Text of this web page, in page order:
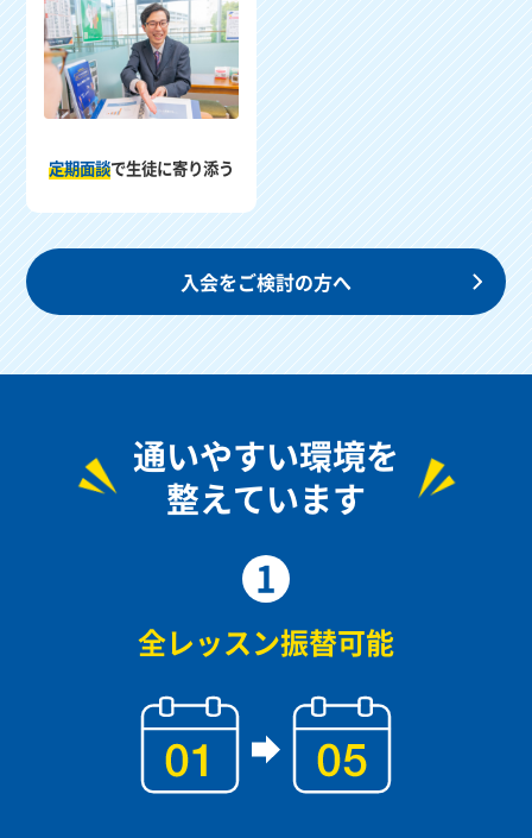
定期面談で生徒に寄り添う
入会をご検討の方へ
通いやすい環境を
整えています
1
全レッスン振替可能